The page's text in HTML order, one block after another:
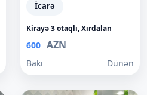
İcarə
Kirayə 3 otaqlı, Xırdalan
600 AZN
Bakı Dünən